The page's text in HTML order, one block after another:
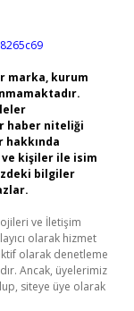
marka, kurum
haber niteliği
hakkında
ve kişiler ile isim
bilgiler
ve İletişim
olarak hizmet
olarak denetleme
Ancak, üyelerimiz
siteye üye olarak